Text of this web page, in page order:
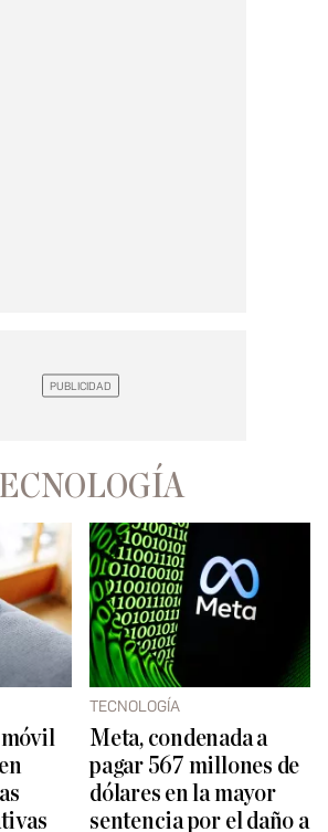
TECNOLOGÍA
Meta, condenada a
pagar 567 millones de
dólares en la mayor
sentencia por el daño a